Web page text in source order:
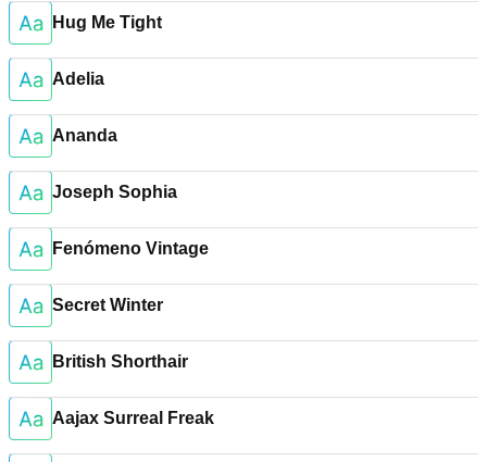
Hug Me Tight
Adelia
Ananda
Joseph Sophia
Fenómeno Vintage
Secret Winter
British Shorthair
Aajax Surreal Freak